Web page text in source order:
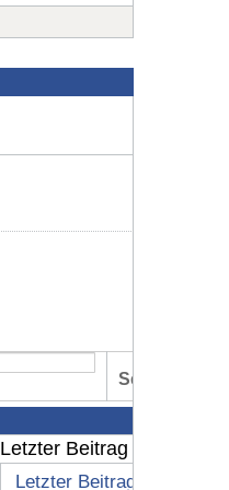
Seite:
Letzter Beitrag
Letzter Beitrag